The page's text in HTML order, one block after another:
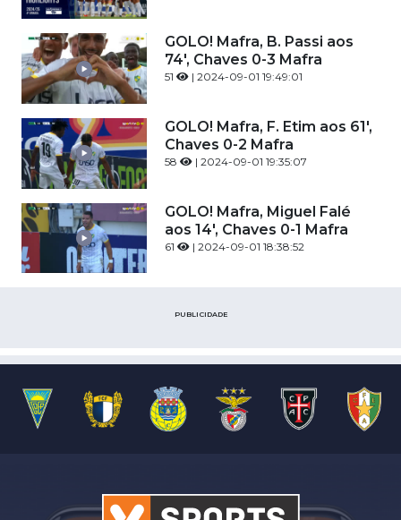
GOLO! Mafra, B. Passi aos
74', Chaves 0-3 Mafra
51 | 2024-09-01 19:49:01
GOLO! Mafra, F. Etim aos 61',
Chaves 0-2 Mafra
58 | 2024-09-01 19:35:07
GOLO! Mafra, Miguel Falé
aos 14', Chaves 0-1 Mafra
61 | 2024-09-01 18:38:52
PUBLICIDADE